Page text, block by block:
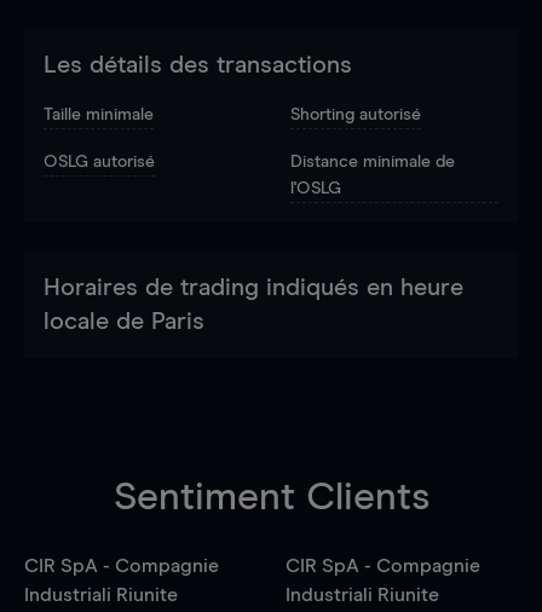
Les détails des transactions
Taille minimale Shorting autorisé
OSLG autorisé
Distance minimale de
l'OSLG
Horaires de trading indiqués en heure
locale de Paris
Sentiment Clients
CIR SpA - Compagnie
Industriali Riunite
CIR SpA - Compagnie
Industriali Riunite